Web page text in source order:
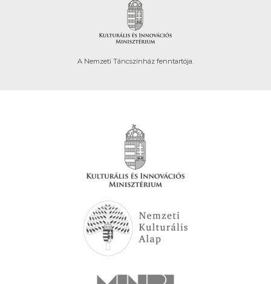
A Nemzeti Táncszínház fenntartója.